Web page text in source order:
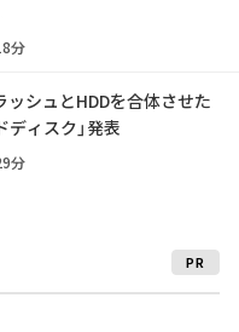
分
ッシュとHDDを合体させた
ディスク」発表
分
PR